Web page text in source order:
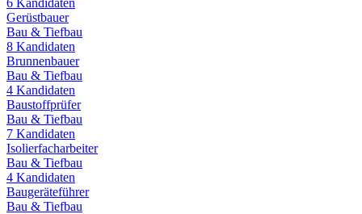
Gerüstbauer
Bau & Tiefbau
8 Kandidaten
Brunnenbauer
Bau & Tiefbau
4 Kandidaten
Baustoffprüfer
Bau & Tiefbau
7 Kandidaten
Isolierfacharbeiter
Bau & Tiefbau
4 Kandidaten
Baugeräteführer
Bau & Tiefbau